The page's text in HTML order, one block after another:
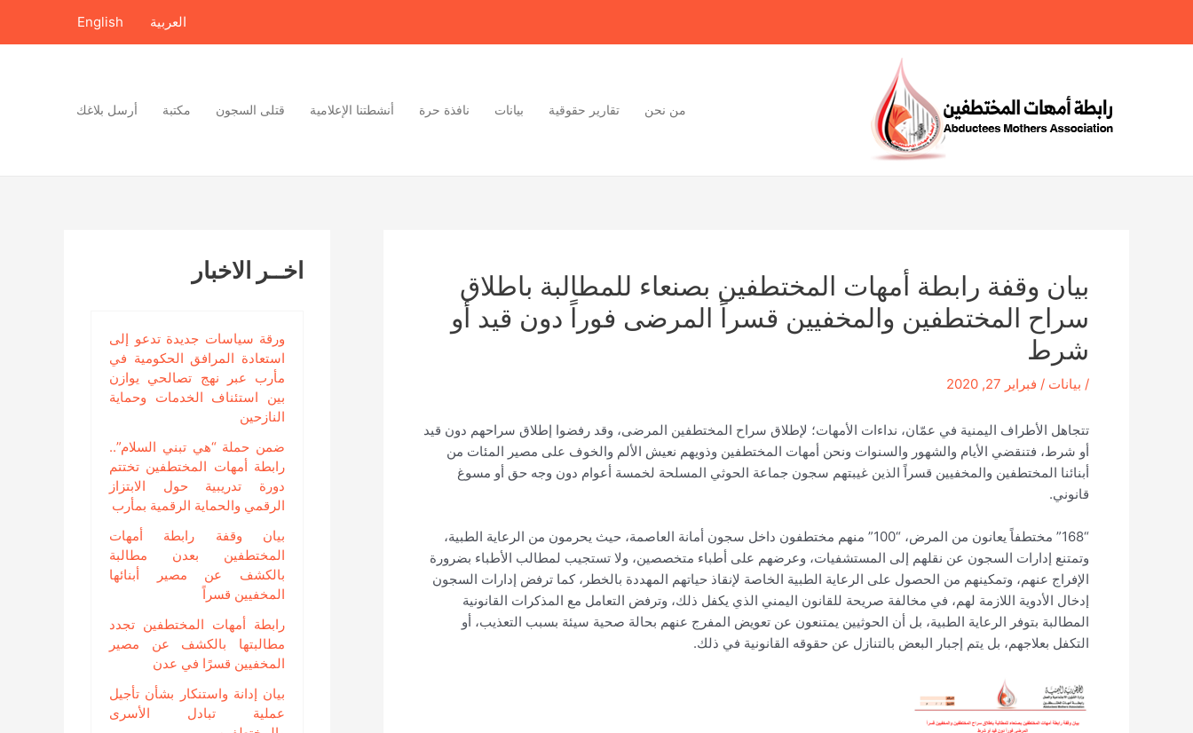
العربية English
من نحن تقارير حقوقية بيانات نافذة حرة أنشطتنا الإعلامية قتلى السجون مكتبة أرسل بلاغك
بيان وقفة رابطة أمهات المختطفين بصنعاء للمطالبة باطلاق
سراح المختطفين والمخفيين قسراً المرضى فوراً دون قيد أو
شرط
/ بيانات / فبراير 27, 2020
تتجاهل الأطراف اليمنية في عمّان، نداءات الأمهات؛ لإطلاق سراح المختطفين المرضى، وقد رفضوا إطلاق سراحهم دون قيد
أو شرط، فتنقضي الأيام والشهور والسنوات ونحن أمهات المختطفين وذويهم نعيش الألم والخوف على مصير المئات من
أبنائنا المختطفين والمخفيين قسراً الذين غيبتهم سجون جماعة الحوثي المسلحة لخمسة أعوام دون وجه حق أو مسوغ
قانوني.
“168” مختطفاً يعانون من المرض، “100” منهم مختطفون داخل سجون أمانة العاصمة، حيث يحرمون من الرعاية الطبية،
وتمتنع إدارات السجون عن نقلهم إلى المستشفيات، وعرضهم على أطباء متخصصين، ولا تستجيب لمطالب الأطباء بضرورة
الإفراج عنهم، وتمكينهم من الحصول على الرعاية الطبية الخاصة لإنقاذ حياتهم المهددة بالخطر، كما ترفض إدارات السجون
إدخال الأدوية اللازمة لهم، في مخالفة صريحة للقانون اليمني الذي يكفل ذلك، وترفض التعامل مع المذكرات القانونية
المطالبة بتوفر الرعاية الطبية، بل أن الحوثيين يمتنعون عن تعويض المفرج عنهم بحالة صحية سيئة بسبب التعذيب، أو
التكفل بعلاجهم، بل يتم إجبار البعض بالتنازل عن حقوقه القانونية في ذلك.
اخــر الاخبار
ورقة سياسات جديدة تدعو إلى
استعادة المرافق الحكومية في
مأرب عبر نهج تصالحي يوازن
بين استئناف الخدمات وحماية
النازحين
ضمن حملة “هي تبني السلام”..
رابطة أمهات المختطفين تختتم
دورة تدريبية حول الابتزاز
الرقمي والحماية الرقمية بمأرب
بيان وقفة رابطة أمهات
المختطفين بعدن مطالبة
بالكشف عن مصير أبنائها
المخفيين قسراً
رابطة أمهات المختطفين تجدد
مطالبتها بالكشف عن مصير
المخفيين قسرًا في عدن
بيان إدانة واستنكار بشأن تأجيل
عملية تبادل الأسرى